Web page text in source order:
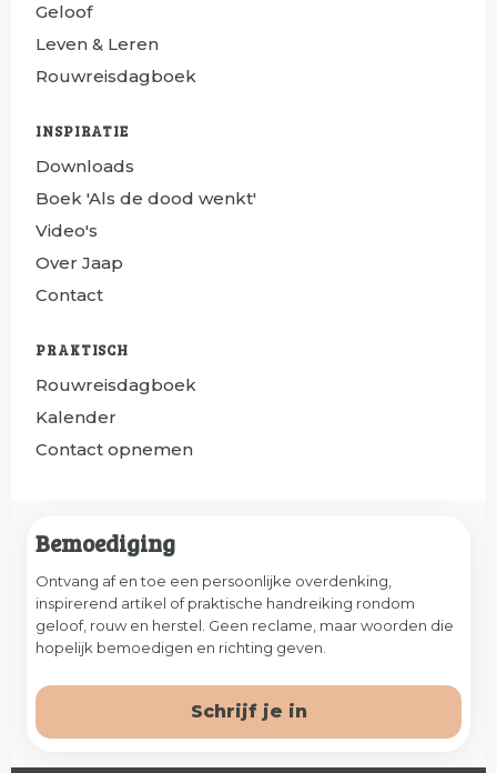
Geloof
Leven & Leren
Rouwreisdagboek
INSPIRATIE
Downloads
Boek 'Als de dood wenkt'
Video's
Over Jaap
Contact
PRAKTISCH
Rouwreisdagboek
Kalender
Contact opnemen
Bemoediging
Ontvang af en toe een persoonlijke overdenking,
inspirerend artikel of praktische handreiking rondom
geloof, rouw en herstel. Geen reclame, maar woorden die
hopelijk bemoedigen en richting geven.
Schrijf je in